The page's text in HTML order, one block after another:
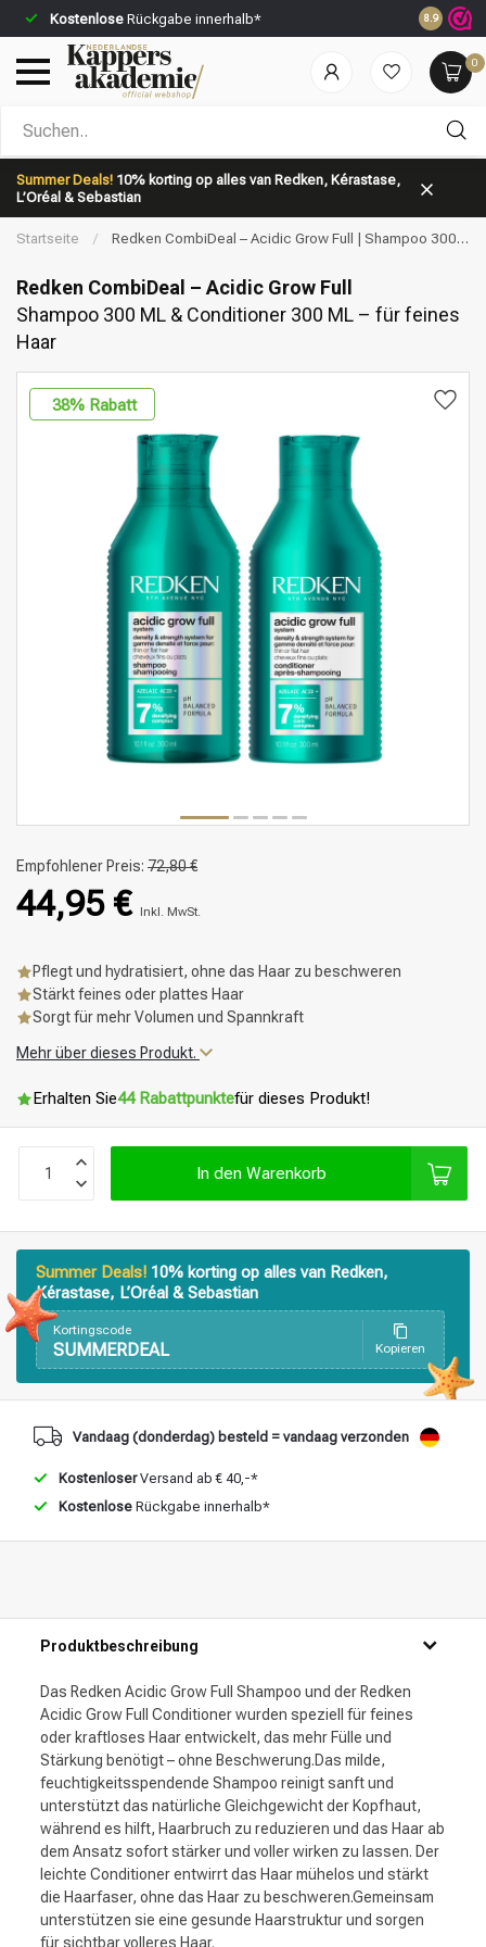
Kostenlose Rückgabe innerhalb* Vor 23:59
8.9
0
Summer Deals! 10% korting op alles van Redken, Kérastase,
L’Oréal & Sebastian
Nach welcher Kategorie suchst du?
Marken
Stylingprodukte Haarfärbung
Startseite /
Redken CombiDeal – Acidic Grow Full | Shampoo 300
Redken CombiDeal – Acidic Grow Full
Shampoo 300 ML & Conditioner 300 ML – für feines
Haar
38% Rabatt
Empfohlener Preis: 72,80 €
44,95 € Inkl. MwSt.
Pflegt und hydratisiert, ohne das Haar zu beschweren
Stärkt feines oder plattes Haar
Sorgt für mehr Volumen und Spannkraft
Mehr über dieses Produkt.
Erhalten Sie44 Rabattpunktefür dieses Produkt!
In den Warenkorb
Summer Deals! 10% korting op alles van Redken,
Kérastase, L’Oréal & Sebastian
Kortingscode
SUMMERDEAL Kopieren
Vandaag (donderdag) besteld = vandaag verzonden
KostenloserVersand ab € 40,-*
Kostenlose Rückgabe innerhalb*
Produktbeschreibung
Das Redken Acidic Grow Full Shampoo und der Redken
Acidic Grow Full Conditioner wurden speziell für feines
oder kraftloses Haar entwickelt, das mehr Fülle und
Stärkung benötigt – ohne Beschwerung.Das milde,
feuchtigkeitsspendende Shampoo reinigt sanft und
unterstützt das natürliche Gleichgewicht der Kopfhaut,
während es hilft, Haarbruch zu reduzieren und das Haar ab
dem Ansatz sofort stärker und voller wirken zu lassen. Der
leichte Conditioner entwirrt das Haar mühelos und stärkt
die Haarfaser, ohne das Haar zu beschweren.Gemeinsam
unterstützen sie eine gesunde Haarstruktur und sorgen
für sichtbar volleres Haar.